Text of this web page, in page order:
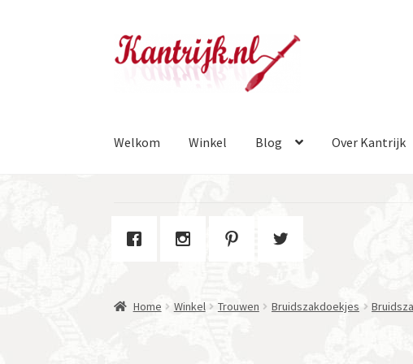
Ga
door
Ga
naar
Welkom Winkel Blog Over Kantrijk
Home Winkel Trouwen Bruidszakdoekjes